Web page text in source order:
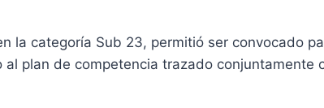
la categoría Sub 23, permitió ser convocado
plan de competencia trazado conjuntamente